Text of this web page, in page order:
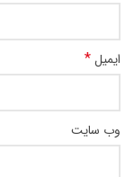
ایمیل*
وب‌ سایت